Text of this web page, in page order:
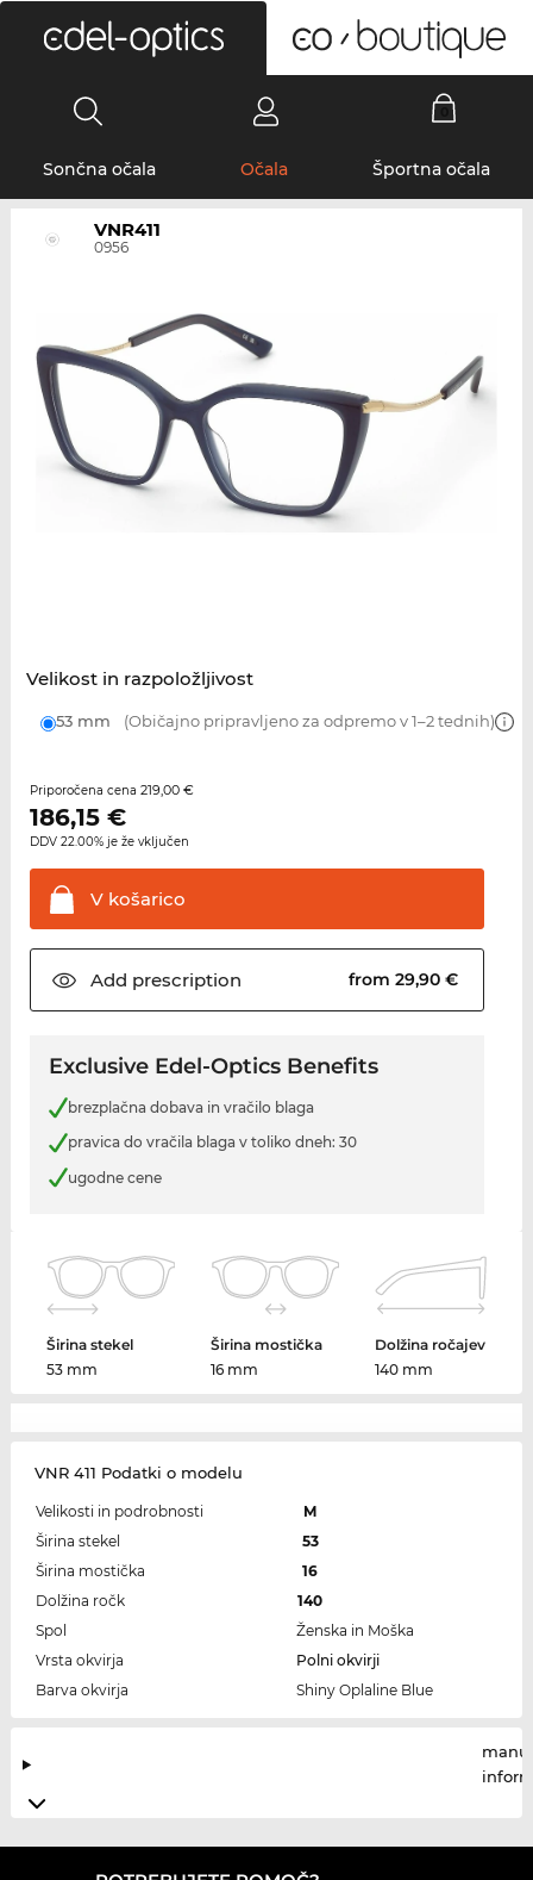
Sončna očala Očala Športna očala
VNR411
0956
Velikost in razpoložljivost
53 mm (Običajno pripravljeno za odpremo v 1–2 tednih)
Priporočena cena 219,00 €
186,15€
DDV 22.00% je že vključen
Vkošarico
Add prescription from 29,90 €
Exclusive Edel-Optics Benefits
brezplačna dobava in vračilo blaga
pravica do vračila blaga v toliko dneh: 30
ugodne cene
Širina stekel
53 mm
Širina mostička
16 mm
Dolžina ročajev
140 mm
VNR 411 Podatki o modelu
Velikosti in podrobnosti
M
Širina stekel
53
Širina mostička
16
Dolžina ročk
140
Spol
Ženska in Moška
Vrsta okvirja
Polni okvirji
Barva okvirja
Shiny Oplaline Blue